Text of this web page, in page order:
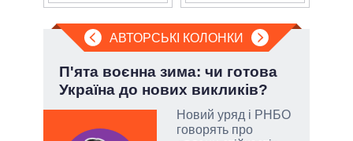
АВТОРСЬКІ КОЛОНКИ
П'ята воєнна зима: чи готова
Україна до нових викликів?
Новий уряд і РНБО
говорять про